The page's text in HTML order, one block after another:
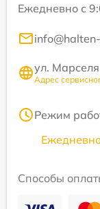
Ежедневно с
ул.
Адрес
Режим
Способы